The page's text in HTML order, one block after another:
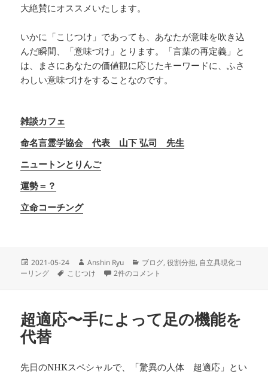
大絶賛にオススメいたします。
いかに「こじつけ」であっても、あなたが意味を吹き込
んだ瞬間、「意味づけ」とります。「言葉の再定義」と
は、まさにあなたの価値観に応じたキーワードに、ふさ
わしい意味づけをすることなのです。
雑談カフェ
命名言霊学協会 代表 山下 弘司 先生
ニュートンとりんご
運勢＝？
立命コーチング
投
稿
2021-05-24
作
成
Anshin Ryu
カ
テ
ブログ,役割分担, 自立具現化コ
ーリング
タ
こじつけ 「こじつけ」から「意味づけ」へ への
2件のコメント
超適応〜手によって足の機能を
代替
先日のNHKスペシャルで、「驚異の人体 超適応」とい